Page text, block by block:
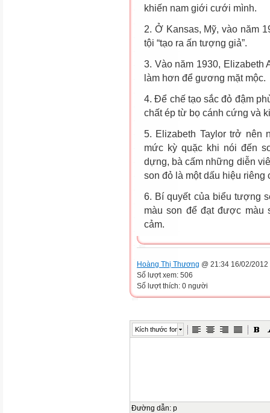
khiến nam giới cưới mình.
2. Ở Kansas, Mỹ, vào năm
tội “tạo ra ấn tượng giả”.
3. Vào năm 1930, Elizabeth
làm hơn để gương mặt mộc.
4. Để chế tạo sắc đỏ đậm
chất ép từ bọ cánh cứng và
5. Elizabeth Taylor trở nên
mức kỳ quặc khi nói đến
dựng, bà cấm những diễn
son đỏ là một dấu hiệu riêng
6. Bí quyết của biểu tượng
màu son để đạt được màu
cảm.
Hoàng Thị Thương @ 21:34 16/02/2012
Số lượt xem: 506
Số lượt thích: 0 người
Kích thước font
Đường dẫn: p